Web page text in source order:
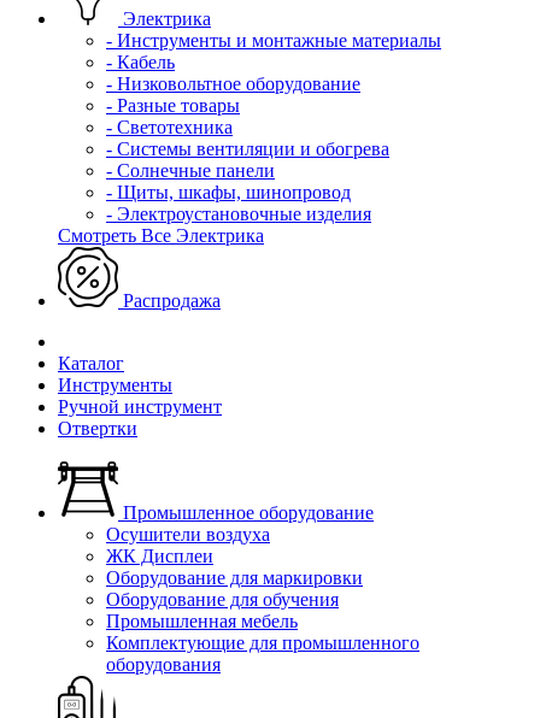
Электрика
- Инструменты и монтажные материалы
- Кабель
- Низковольтное оборудование
- Разные товары
- Светотехника
- Системы вентиляции и обогрева
- Солнечные панели
- Щиты, шкафы, шинопровод
- Электроустановочные изделия
Смотреть Все Электрика
Распродажа
Каталог
Инструменты
Ручной инструмент
Отвертки
Промышленное оборудование
Осушители воздуха
ЖК Дисплеи
Оборудование для маркировки
Оборудование для обучения
Промышленная мебель
Комплектующие для промышленного
оборудования